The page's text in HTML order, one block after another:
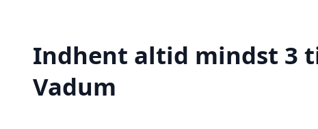
Indhent altid mindst 3
Vadum